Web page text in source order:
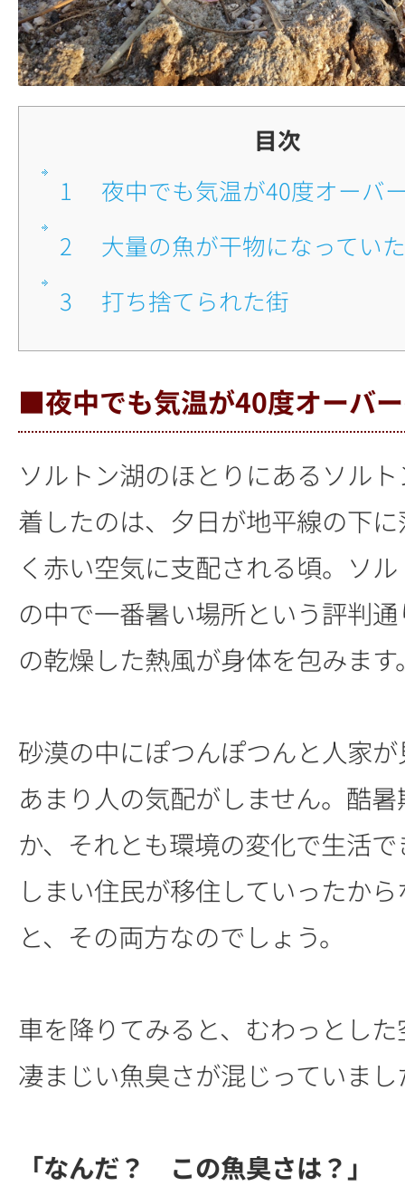
目次
1
■夜中でも気温が40度オーバ
2
■大量の魚が干物になっていた
3
■打ち捨てられた街
■夜中でも気温が40度オーバ
ソルトン湖のほとりにあるソル
着したのは、夕日が地平線の下
く赤い空気に支配される頃。ソ
の中で一番暑い場所という評判
の乾燥した熱風が身体を包みます
砂漠の中にぽつんぽつんと人家
あまり人の気配がしません。酷
か、それとも環境の変化で生活
しまい住民が移住していったか
と、その両方なのでしょう。
車を降りてみると、むわっとし
凄まじい魚臭さが混じっていまし
「なんだ？ この魚臭さは？」